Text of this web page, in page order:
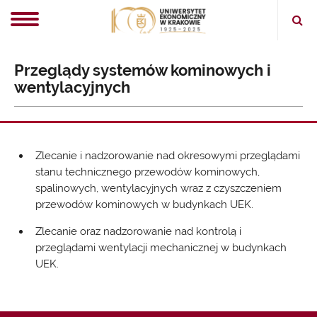
Open
Przeglądy systemów kominowych i
wentylacyjnych
Zlecanie i nadzorowanie nad okresowymi przeglądami
stanu technicznego przewodów kominowych,
spalinowych, wentylacyjnych wraz z czyszczeniem
przewodów kominowych w budynkach UEK.
Zlecanie oraz nadzorowanie nad kontrolą i
przeglądami wentylacji mechanicznej w budynkach
UEK.